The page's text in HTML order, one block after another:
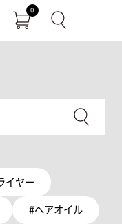
0
イヤー
#ヘアオイル